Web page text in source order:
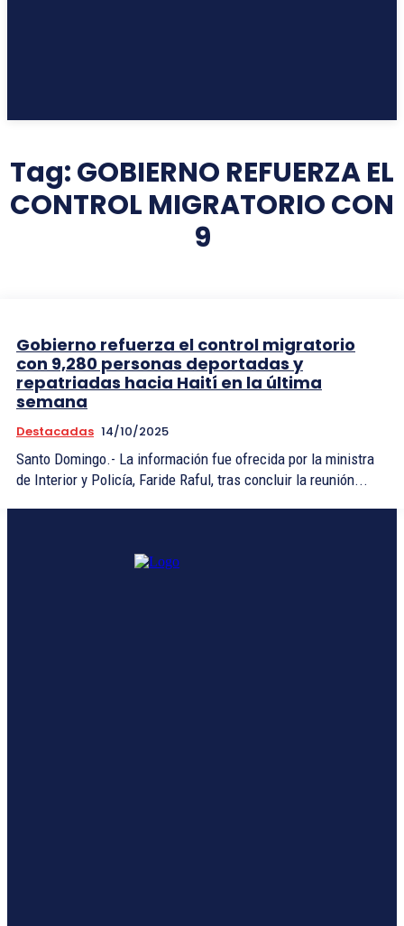
Tag:GOBIERNO REFUERZA EL
CONTROL MIGRATORIO CON
9
Gobierno refuerza el control migratorio
con 9,280 personas deportadas y
repatriadas hacia Haití en la última
semana
Destacadas 14/10/2025
Santo Domingo.- La información fue ofrecida por la ministra
de Interior y Policía, Faride Raful, tras concluir la reunión...